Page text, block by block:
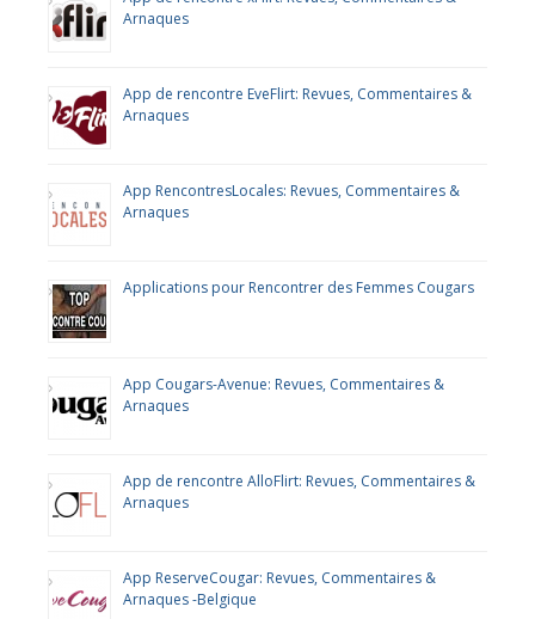
Arnaques
App de rencontre EveFlirt: Revues, Commentaires &
Arnaques
App RencontresLocales: Revues, Commentaires &
Arnaques
Applications pour Rencontrer des Femmes Cougars
App Cougars-Avenue: Revues, Commentaires &
Arnaques
App de rencontre AlloFlirt: Revues, Commentaires &
Arnaques
App ReserveCougar: Revues, Commentaires &
Arnaques -Belgique